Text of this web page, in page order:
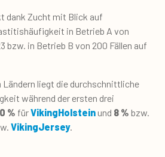
dank Zucht mit Blick auf
in Betrieb A von
bzw. in Betrieb B von 200 Fällen auf
Ländern liegt die durchschnittliche
während der ersten drei
% fürVikingHolstein und 8 % bzw.
VikingJersey.